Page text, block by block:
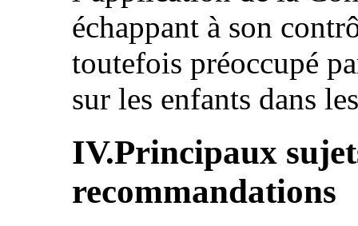
échappant à son
toutefois préoccupé
sur les enfants dans
IV.Principaux
recommandations